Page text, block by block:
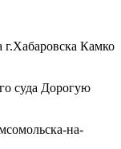
г.Хабаровска Камко
суда Дорогую
на-